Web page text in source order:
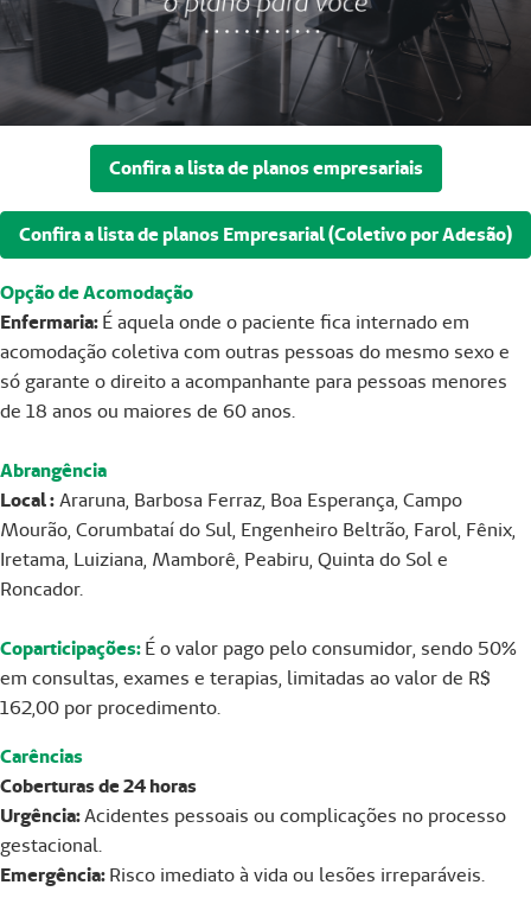
Confira a lista de planos empresariais
Confira a lista de planos Empresarial (Coletivo por Adesão)
Opção de Acomodação
Enfermaria:É aquela onde o paciente fica internado em
acomodação coletiva com outras pessoas do mesmo sexo e
só garante o direito a acompanhante para pessoas menores
de 18 anos ou maiores de 60 anos.
Abrangência
Local :Araruna, Barbosa Ferraz, Boa Esperança, Campo
Mourão, Corumbataí do Sul, Engenheiro Beltrão, Farol, Fênix,
Iretama, Luiziana, Mamborê, Peabiru, Quinta do Sol e
Roncador.
Coparticipações:É o valor pago pelo consumidor, sendo 50%
em consultas, exames e terapias, limitadas ao valor de R$
162,00 por procedimento.
Carências
Coberturas de 24 horas
Urgência:Acidentes pessoais ou complicações no processo
gestacional.
Emergência:Risco imediato à vida ou lesões irreparáveis.